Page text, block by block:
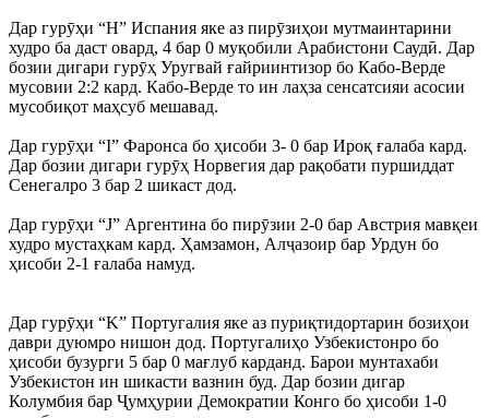
Дар гурӯҳи “H” Испания яке аз пирӯзиҳои мутмаинтарини
худро ба даст овард, 4 бар 0 муқобили Арабистони Саудӣ. Дар
бозии дигари гурӯҳ Уругвай ғайриинтизор бо Кабо-Верде
мусовии 2:2 кард. Кабо-Верде то ин лаҳза сенсатсияи асосии
мусобиқот маҳсуб мешавад.
Дар гурӯҳи “I” Фаронса бо ҳисоби 3- 0 бар Ироқ ғалаба кард.
Дар бозии дигари гурӯҳ Норвегия дар рақобати пуршиддат
Сенегалро 3 бар 2 шикаст дод.
Дар гурӯҳи “J” Аргентина бо пирӯзии 2-0 бар Австрия мавқеи
худро мустаҳкам кард. Ҳамзамон, Алҷазоир бар Урдун бо
ҳисоби 2-1 ғалаба намуд.
Дар гурӯҳи “K” Португалия яке аз пуриқтидортарин бозиҳои
даври дуюмро нишон дод. Португалиҳо Узбекистонро бо
ҳисоби бузурги 5 бар 0 мағлуб карданд. Барои мунтахаби
Узбекистон ин шикасти вазнин буд. Дар бозии дигар
Колумбия бар Ҷумҳурии Демократии Конго бо ҳисоби 1-0